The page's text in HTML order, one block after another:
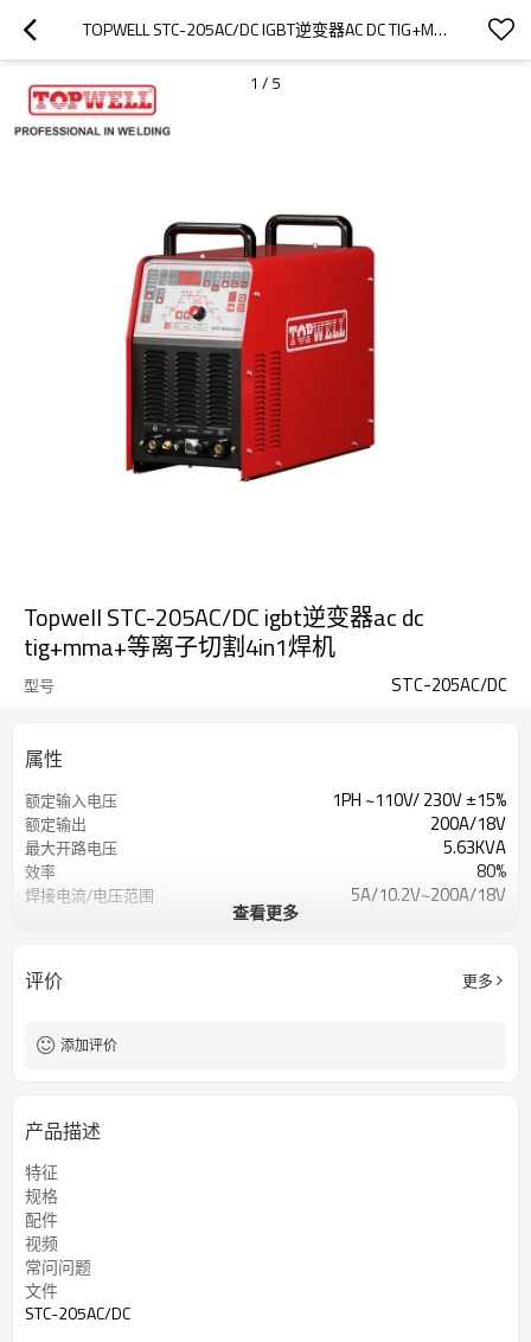
TOPWELL STC-205AC/DC IGBT逆变器AC DC TIG+MMA+等离子切割4IN1焊机
1 / 5
Topwell STC-205AC/DC igbt逆变器ac dc
tig+mma+等离子切割4in1焊机
型号 STC-205AC/DC
属性
额定输入电压 1PH ~110V/ 230V ±15%
额定输出 200A/18V
最大开路电压 5.63KVA
效率 80%
焊接电流/电压范围 5A/10.2V~200A/18V
气体临流/延迟时间
保修单 1年保修
重量
查看更多
评价 更多
添加评价
产品描述
特征
规格
配件
视频
常问问题
文件
STC-205AC/DC